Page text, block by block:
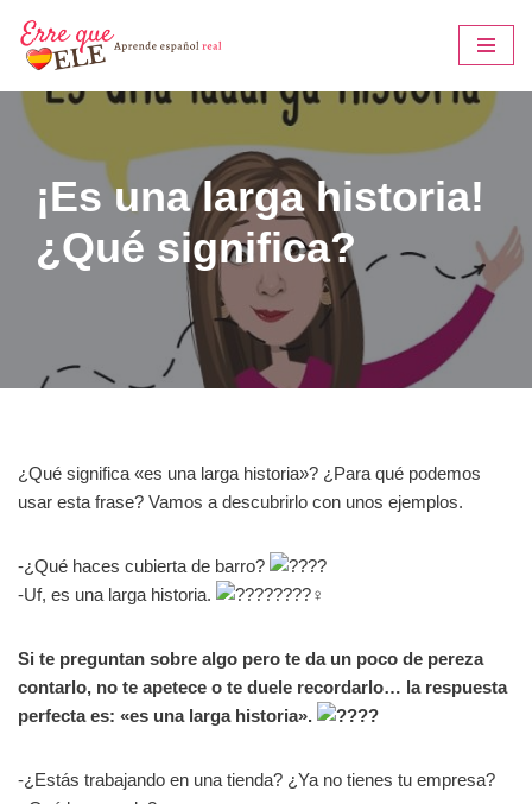
Saltar
al
contenido
¡Es una larga historia!
¿Qué significa?
¿Qué significa «es una larga historia»? ¿Para qué podemos
usar esta frase? Vamos a descubrirlo con unos ejemplos.
-¿Qué haces cubierta de barro?
-Uf, es una larga historia.
Si te preguntan sobre algo pero te da un poco de pereza
contarlo, no te apetece o te duele recordarlo… la respuesta
perfecta es: «es una larga historia».
-¿Estás trabajando en una tienda? ¿Ya no tienes tu empresa?